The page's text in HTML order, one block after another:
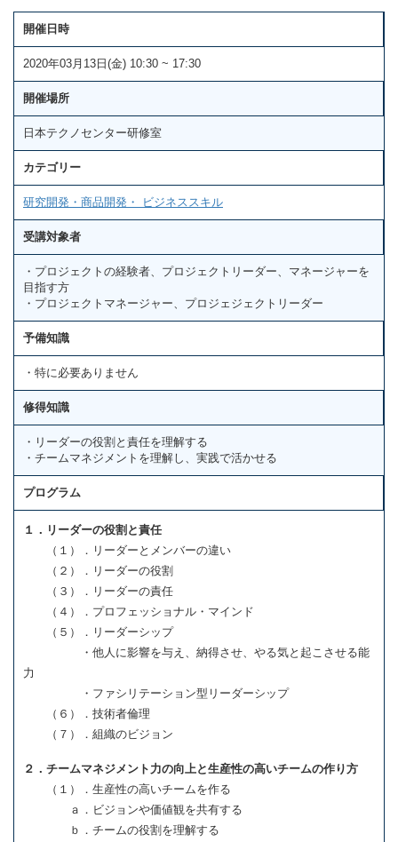
開催日時
2020年03月13日(金) 10:30 ~ 17:30
開催場所
日本テクノセンター研修室
カテゴリー
研究開発・商品開発・ ビジネススキル
受講対象者
・プロジェクトの経験者、プロジェクトリーダー、マネージャーを
目指す方
・プロジェクトマネージャー、プロジェジェクトリーダー
予備知識
・特に必要ありません
修得知識
・リーダーの役割と責任を理解する
・チームマネジメントを理解し、実践で活かせる
プログラム
１．リーダーの役割と責任
（１）．リーダーとメンバーの違い
（２）．リーダーの役割
（３）．リーダーの責任
（４）．プロフェッショナル・マインド
（５）．リーダーシップ
・他人に影響を与え、納得させ、やる気と起こさせる能
力
・ファシリテーション型リーダーシップ
（６）．技術者倫理
（７）．組織のビジョン
２．チームマネジメント力の向上と生産性の高いチームの作り方
（１）．生産性の高いチームを作る
ａ．ビジョンや価値観を共有する
ｂ．チームの役割を理解する